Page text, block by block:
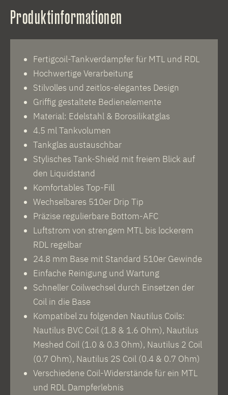
Produktinformationen
Fertigcoil-Tankverdampfer für MTL und RDL
Hochwertige Verarbeitung
Stilvolles und zeitlos-elegantes Design
Griffig gestaltete Bedienelemente
Material: Edelstahl & Borosilikatglas
4.5 ml Tankvolumen
Tankglas austauschbar
Stylisches Tank-Shield mit freiem Blick auf
den Liquidstand
Komfortables Top-Fill
Wechselbares 510er Drip Tip
Präzise regulierbare Bottom-AFC
Luftstrom von strengem MTL bis lockerem
RDL regelbar
24.8 mm Base mit Standard 510er Gewinde
Einfache Reinigung und Wartung
Schneller Coilwechsel durch Einsetzen der
Coil in die Base
Kompatibel zu folgenden Nautilus Coils:
Nautilus BVC Coil (1.8 & 1.6 Ohm), Nautilus
Meshed Coil (1.0 & 0.3 Ohm), Nautilus 2 Coil
(0.7 Ohm), Nautilus 2S Coil (0.4 & 0.7 Ohm)
Verschiedene Coil-Widerstände für ein MTL
und RDL Dampferlebnis